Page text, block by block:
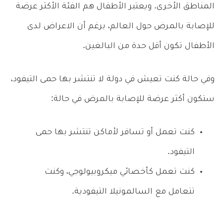
المناطق الأخرى. ويعتبر الأطفال هم الفئة الأكثر عرضة
للإصابة بالمرض حول العالم، برغم أن الاعراض لدى
الأطفال تكون أقل حدة من البالغين.
وفي حالة كنت تعيش في دولة لا تنتشر بها حمى التيفود،
ستكون أكثر عرضة للإصابة بالمرض في حالة:
كنت تعمل أو تسافر لأماكن تنتشر بها حمى
التيفود.
كنت تعمل كأخصائي ميكروبيولوجي، وكنت
تتعامل مع السالمونيلا التيفودية.